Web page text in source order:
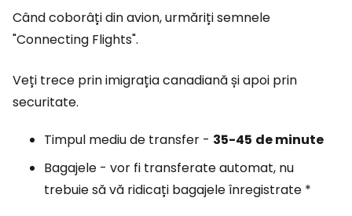
Când coborâți din avion, urmăriți semnele
"Connecting Flights".
Veți trece prin imigrația canadiană și apoi prin
securitate.
Timpul mediu de transfer - 35-45 de minute
Bagajele - vor fi transferate automat, nu
trebuie să vă ridicați bagajele înregistrate *